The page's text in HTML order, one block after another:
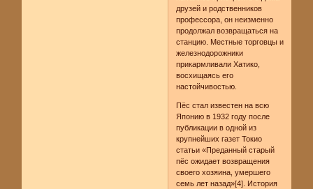
друзей и родственников
профессора, он неизменно
продолжал возвращаться на
станцию. Местные торговцы и
железнодорожники
прикармливали Хатико,
восхищаясь его
настойчивостью.
Пёс стал известен на всю
Японию в 1932 году после
публикации в одной из
крупнейших газет Токио
статьи «Преданный старый
пёс ожидает возвращения
своего хозяина, умершего
семь лет назад»[4]. История